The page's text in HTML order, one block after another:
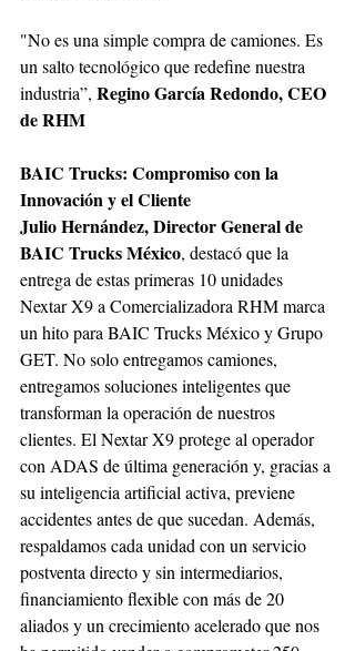
"No es una simple compra de camiones. Es
un salto tecnológico que redefine nuestra
industria”, Regino García Redondo, CEO
de RHM
BAIC Trucks: Compromiso con la
Innovación y el Cliente
Julio Hernández, Director General de
BAIC Trucks México, destacó que la
entrega de estas primeras 10 unidades
Nextar X9 a Comercializadora RHM marca
un hito para BAIC Trucks México y Grupo
GET. No solo entregamos camiones,
entregamos soluciones inteligentes que
transforman la operación de nuestros
clientes. El Nextar X9 protege al operador
con ADAS de última generación y, gracias a
su inteligencia artificial activa, previene
accidentes antes de que sucedan. Además,
respaldamos cada unidad con un servicio
postventa directo y sin intermediarios,
financiamiento flexible con más de 20
aliados y un crecimiento acelerado que nos